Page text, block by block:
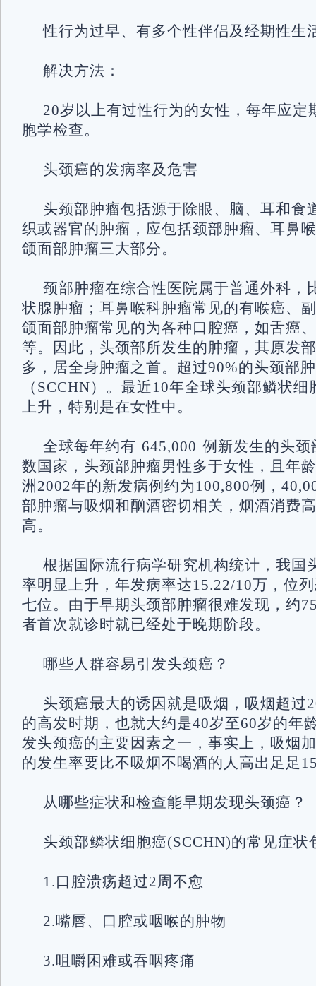
性行为过早、有多个性伴侣及经期性生
解决方法：
20岁以上有过性行为的女性，每年应定
胞学检查。
头颈癌的发病率及危害
头颈部肿瘤包括源于除眼、脑、耳和食
织或器官的肿瘤，应包括颈部肿瘤、耳鼻
颌面部肿瘤三大部分。
颈部肿瘤在综合性医院属于普通外科，
状腺肿瘤；耳鼻喉科肿瘤常见的有喉癌、
颌面部肿瘤常见的为各种口腔癌，如舌癌
等。因此，头颈部所发生的肿瘤，其原发
多，居全身肿瘤之首。超过90%的头颈部
（SCCHN）。最近10年全球头颈部鳞状
上升，特别是在女性中。
全球每年约有 645,000 例新发生的头
数国家，头颈部肿瘤男性多于女性，且年
洲2002年的新发病例约为100,800例，
部肿瘤与吸烟和酗酒密切相关，烟酒消费
高。
根据国际流行病学研究机构统计，我国
率明显上升，年发病率达15.22/10万，位
七位。由于早期头颈部肿瘤很难发现，约
者首次就诊时就已经处于晚期阶段。
哪些人群容易引发头颈癌？
头颈癌最大的诱因就是吸烟，吸烟超过
的高发时期，也就大约是40岁至60岁的年
发头颈癌的主要因素之一，事实上，吸烟
的发生率要比不吸烟不喝酒的人高出足足
从哪些症状和检查能早期发现头颈癌？
头颈部鳞状细胞癌(SCCHN)的常见症状
1.口腔溃疡超过2周不愈
2.嘴唇、口腔或咽喉的肿物
3.咀嚼困难或吞咽疼痛